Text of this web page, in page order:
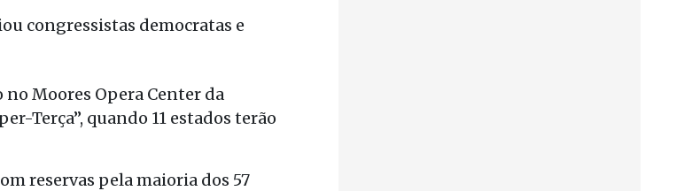
congressistas democratas e
Moores Opera Center da
Terça”, quando 11 estados terão
reservas pela maioria dos 57